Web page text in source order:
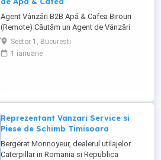
Agent Vânzări B2B Apă & Cafea Birouri
(Remote) Căutăm un Agent de Vânzări
B2B motivat, orientat spre rezultate, pentru
promovarea soluțiilor de apă și cafea
dedicate mediului office. Zonă
Sector 1, Bucuresti
1 ianuarie
Reprezentant Vanzari Service si
Piese de Schimb Timisoara
Bergerat Monnoyeur, dealerul utilajelor
Caterpillar in Romania si Republica